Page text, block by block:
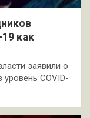
как
заявили о
COVID-